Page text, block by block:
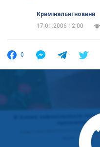
Кримінальні новини
17.01.2006 12:00
0